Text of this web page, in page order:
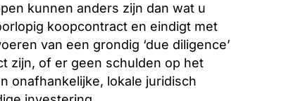
kunnen anders zijn dan wat u
koopcontract en eindigt met
van een grondig ‘due diligence’
zijn, of er geen schulden op het
onafhankelijke, lokale juridisch